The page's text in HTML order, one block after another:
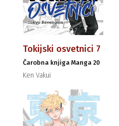
Tokijski osvetnici 7
Čarobna knjiga Manga 20
Ken Vakui